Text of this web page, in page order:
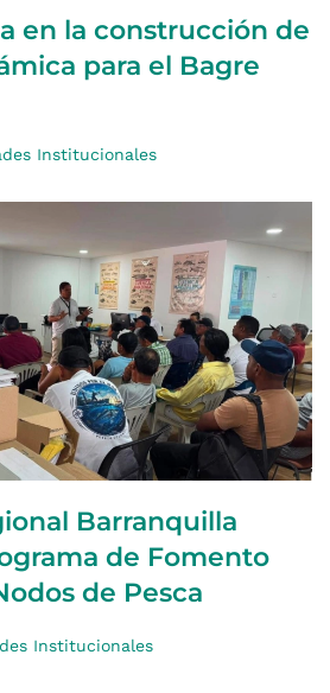
en la construcción de
para el Bagre
Institucionales
Barranquilla
de Fomento
de Pesca
Institucionales